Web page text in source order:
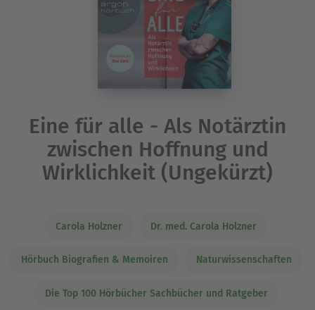
Eine für alle - Als Notärztin
zwischen Hoffnung und
Wirklichkeit (Ungekürzt)
Carola Holzner Dr. med. Carola Holzner
Hörbuch Biografien & Memoiren Naturwissenschaften
Die Top 100 Hörbücher Sachbücher und Ratgeber